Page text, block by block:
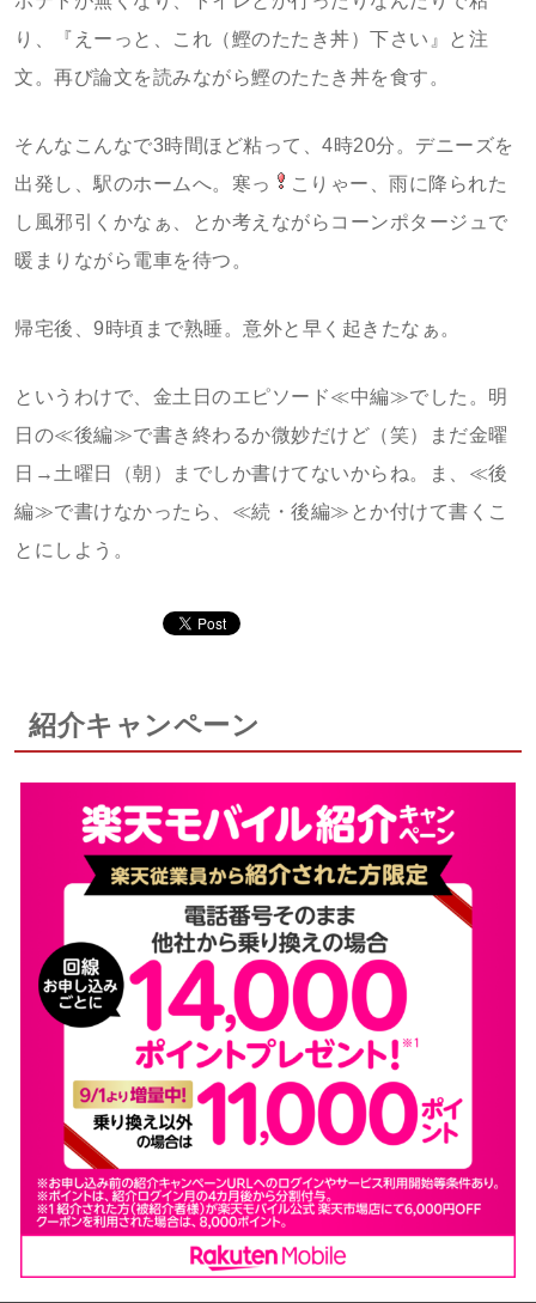
り、『えーっと、これ（鰹のたたき丼）下さい』と注
文。再び論文を読みながら鰹のたたき丼を食す。
そんなこんなで3時間ほど粘って、4時20分。デニーズを
出発し、駅のホームへ。寒っ
こりゃー、雨に降られた
し風邪引くかなぁ、とか考えながらコーンポタージュで
暖まりながら電車を待つ。
帰宅後、9時頃まで熟睡。意外と早く起きたなぁ。
というわけで、金土日のエピソード≪中編≫でした。明
日の≪後編≫で書き終わるか微妙だけど（笑）まだ金曜
日→土曜日（朝）までしか書けてないからね。ま、≪後
編≫で書けなかったら、≪続・後編≫とか付けて書くこ
とにしよう。
紹介キャンペーン